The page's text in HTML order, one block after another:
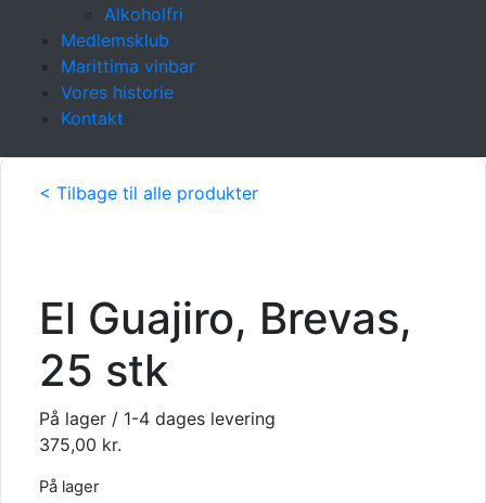
Alkoholfri
Medlemsklub
Marittima vinbar
Vores historie
Kontakt
< Tilbage til alle produkter
El Guajiro, Brevas,
25 stk
På lager / 1-4 dages levering
375,00 kr.
På lager